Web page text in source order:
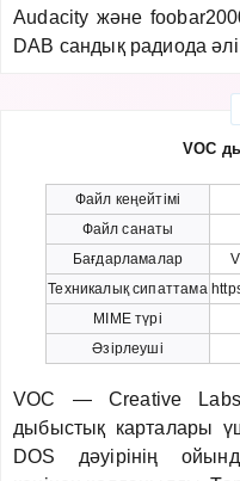
Audacity және
DAB сандық радиода
VOC
Файл кеңейтімі
Файл санаты
Бағдарламалар
Техникалық сипаттама
MIME түрі
Әзірлеуші
VOC — Creative
дыбыстық карталары
DOS дәуірінің